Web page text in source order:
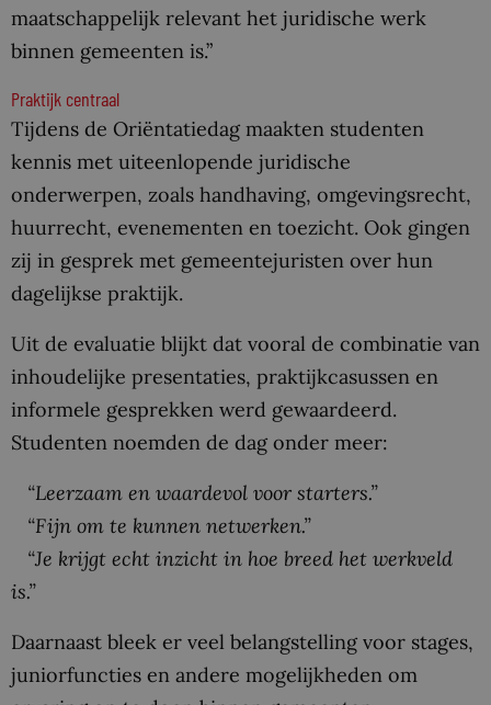
maatschappelijk relevant het juridische werk
binnen gemeenten is.”
Praktijk centraal
Tijdens de Oriëntatiedag maakten studenten
kennis met uiteenlopende juridische
onderwerpen, zoals handhaving, omgevingsrecht,
huurrecht, evenementen en toezicht. Ook gingen
zij in gesprek met gemeentejuristen over hun
dagelijkse praktijk.
Uit de evaluatie blijkt dat vooral de combinatie van
inhoudelijke presentaties, praktijkcasussen en
informele gesprekken werd gewaardeerd.
Studenten noemden de dag onder meer:
“Leerzaam en waardevol voor starters.”
“Fijn om te kunnen netwerken.”
“Je krijgt echt inzicht in hoe breed het werkveld
is.”
Daarnaast bleek er veel belangstelling voor stages,
juniorfuncties en andere mogelijkheden om